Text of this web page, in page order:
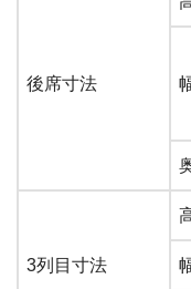
後席寸法
3列目寸法